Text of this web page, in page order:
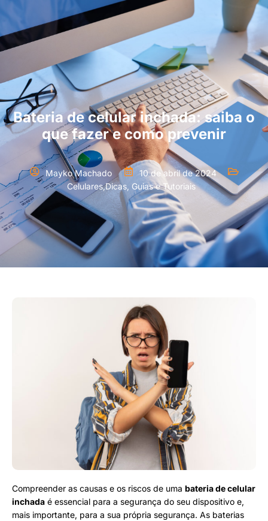
Bateria de celular inchada: saiba o
que fazer e como prevenir
Mayko Machado
10 de abril de 2024
Celulares,Dicas, Guias e Tutoriais
Compreender as causas e os riscos de uma bateria de celular
inchada é essencial para a segurança do seu dispositivo e,
mais importante, para a sua própria segurança. As baterias